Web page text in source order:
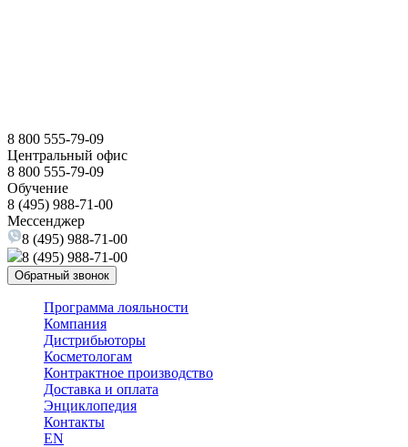
8 800 555-79-09
Центральный офис
8 800 555-79-09
Обучение
8 (495) 988-71-00
Мессенджер
8 (495) 988-71-00
8 (495) 988-71-00
Обратный звонок
Программа лояльности
Компания
Дистрибьюторы
Косметологам
Контрактное производство
Доставка и оплата
Энциклопедия
Контакты
EN